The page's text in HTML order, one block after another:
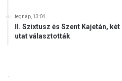
tegnap, 13:04
II. Szixtusz és Szent Kajetán,
utat választották
.